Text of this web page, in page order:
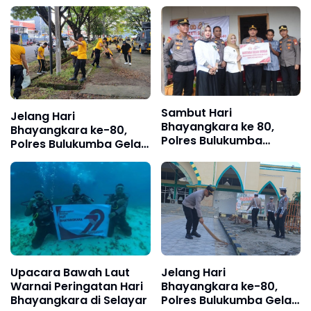
Jelang Hari
Bhayangkara ke-80,
Polres Bulukumba Gelar
Kerja Bakti di TMP
Taccorong
Sambut Hari
Bhayangkara ke 80,
Polres Bulukumba
Kurang Mampu
Upacara Bawah Laut
Warnai Peringatan Hari
Bhayangkara di Selayar
Jelang Hari
Bhayangkara ke-80,
Polres Bulukumba Gelar